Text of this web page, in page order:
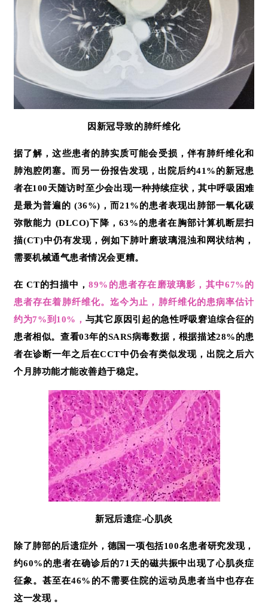
因新冠导致的肺纤维化
据了解，这些患者的肺实质可能会受损，伴有肺纤维化和
肺泡腔闭塞。而另一份报告发现，出院后约41%的新冠患
者在100天随访时至少会出现一种持续症状，其中呼吸困难
是最为普遍的 (36%)，而21%的患者表现出肺部一氧化碳
弥散能力 (DLCO)下降，63%的患者在胸部计算机断层扫
描(CT)中仍有发现，例如下肺叶磨玻璃混浊和网状结构，
需要机械通气患者情况会更糟。
在 CT的扫描中，89%的患者存在磨玻璃影，其中67%的
患者存在着肺纤维化。迄今为止，肺纤维化的患病率估计
约为7%到10%， 与其它原因引起的急性呼吸窘迫综合征的
患者相似。查看03年的SARS病毒数据，根据描述28%的患
者在诊断一年之后在CCT中仍会有类似发现，出院之后六
个月肺功能才能改善趋于稳定。
新冠后遗症-心肌炎
除了肺部的后遗症外，德国一项包括100名患者研究发现，
约60%的患者在确诊后的71天的磁共振中出现了心肌炎症
征象。甚至在46%的不需要住院的运动员患者当中也存在
这一发现 。